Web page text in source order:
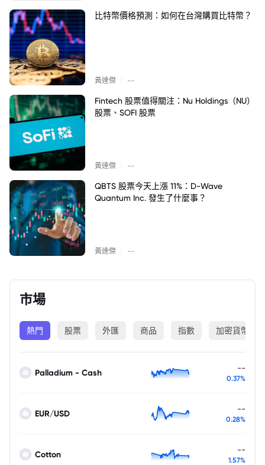
比特幣價格預測：如何在台灣購買比特幣？
黃達傑 --
Fintech 股票值得關注：Nu Holdings（NU）
股票、SOFI 股票
黃達傑 --
QBTS 股票今天上漲 11%：D-Wave
Quantum Inc. 發生了什麼事？
黃達傑 --
市場
熱門 股票 外匯 商品 指數 加密貨幣
Palladium - Cash --
0.37%
EUR/USD --
0.28%
Cotton --
1.57%